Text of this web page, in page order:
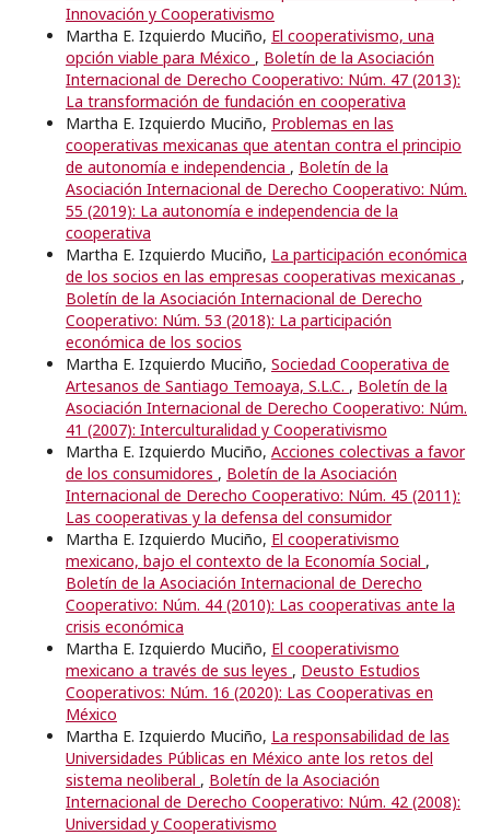
Innovación y Cooperativismo
Martha E. Izquierdo Muciño, El cooperativismo, una
opción viable para México , Boletín de la Asociación
Internacional de Derecho Cooperativo: Núm. 47 (2013):
La transformación de fundación en cooperativa
Martha E. Izquierdo Muciño, Problemas en las
cooperativas mexicanas que atentan contra el principio
de autonomía e independencia , Boletín de la
Asociación Internacional de Derecho Cooperativo: Núm.
55 (2019): La autonomía e independencia de la
cooperativa
Martha E. Izquierdo Muciño, La participación económica
de los socios en las empresas cooperativas mexicanas ,
Boletín de la Asociación Internacional de Derecho
Cooperativo: Núm. 53 (2018): La participación
económica de los socios
Martha E. Izquierdo Muciño, Sociedad Cooperativa de
Artesanos de Santiago Temoaya, S.L.C. , Boletín de la
Asociación Internacional de Derecho Cooperativo: Núm.
41 (2007): Interculturalidad y Cooperativismo
Martha E. Izquierdo Muciño, Acciones colectivas a favor
de los consumidores , Boletín de la Asociación
Internacional de Derecho Cooperativo: Núm. 45 (2011):
Las cooperativas y la defensa del consumidor
Martha E. Izquierdo Muciño, El cooperativismo
mexicano, bajo el contexto de la Economía Social ,
Boletín de la Asociación Internacional de Derecho
Cooperativo: Núm. 44 (2010): Las cooperativas ante la
crisis económica
Martha E. Izquierdo Muciño, El cooperativismo
mexicano a través de sus leyes , Deusto Estudios
Cooperativos: Núm. 16 (2020): Las Cooperativas en
México
Martha E. Izquierdo Muciño, La responsabilidad de las
Universidades Públicas en México ante los retos del
sistema neoliberal , Boletín de la Asociación
Internacional de Derecho Cooperativo: Núm. 42 (2008):
Universidad y Cooperativismo